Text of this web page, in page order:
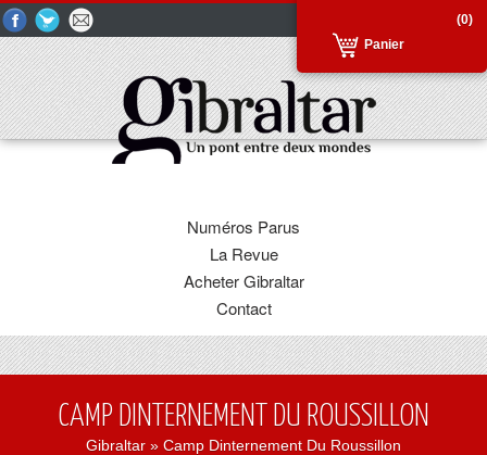
(0)
Panier
Numéros Parus
La Revue
Acheter Gibraltar
Contact
CAMP DINTERNEMENT DU ROUSSILLON
Gibraltar » Camp Dinternement Du Roussillon